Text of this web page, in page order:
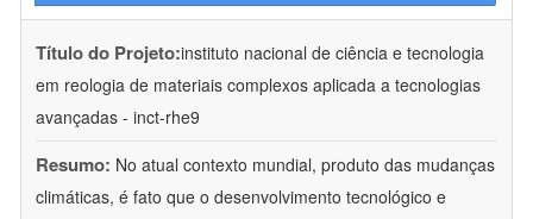
Título do Projeto:instituto nacional de ciência e tecnologia
em reologia de materiais complexos aplicada a tecnologias
avançadas - inct-rhe9
Resumo: No atual contexto mundial, produto das mudanças
climáticas, é fato que o desenvolvimento tecnológico e